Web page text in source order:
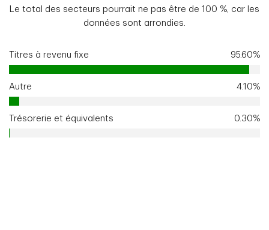
Le total des secteurs pourrait ne pas être de 100 %, car les
données sont arrondies.
Titres à revenu fixe 95.60%
Autre 4.10%
Trésorerie et équivalents 0.30%